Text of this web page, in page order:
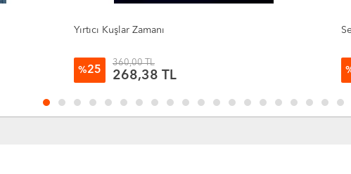
Serdengeçti
%30
180,00 TL
125,19 TL